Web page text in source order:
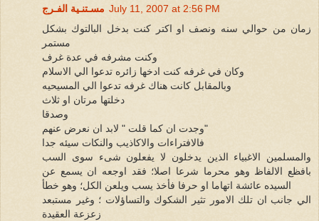
مسـتنـية الفـرج July 11, 2007 at 2:56 PM
زمان من حوالي سنه ونصف او اكتر كنت بدخل البالتوك بشكل
مستمر
وكنت مشرفه في عدة غرف
وكان في غرفه كنت ادخها زائره تدعوا الي الاسلام
وبالمقابل كانت هناك غرفه تدعوا الي المسيحيه
دخلتها مرتان او ثلاث
وصدقا
وجدت ان كما قلت " لابد ان نعرض عنهم"
فالافتراءات والاكاذيب والنكات سيئه جدا
والمسلمين الاغبياء الذين يدخلون لا يفعلون شىء سوى السب
بافظع الالفاظ وهو محرما شرعا اصلا؛ فقد اوجعه ان يسمع عن
السيده عائشة اتهاما او حرفا فأخذ يسب ويلعن الكل؛ وهو خطأ
الي جانب ان تلك الامور تثير الشكوك والتساؤلات ؛ وغير مستبعد
زعزعة العقيدة